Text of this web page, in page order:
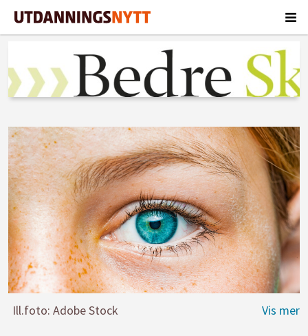
Ill.foto: Adobe Stock